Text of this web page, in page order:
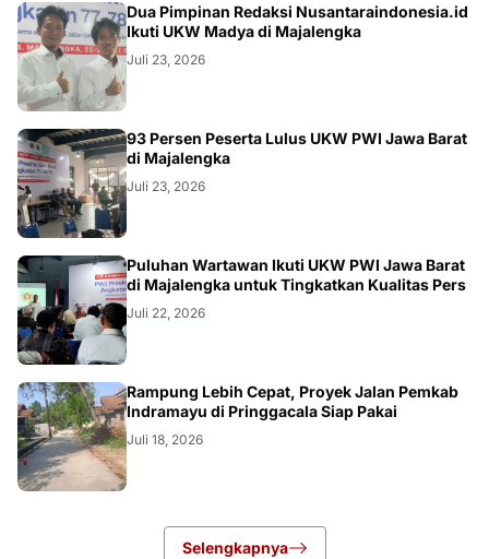
Dua Pimpinan Redaksi Nusantaraindonesia.id
Ikuti UKW Madya di Majalengka
Juli 23, 2026
93 Persen Peserta Lulus UKW PWI Jawa Barat
di Majalengka
Juli 23, 2026
Puluhan Wartawan Ikuti UKW PWI Jawa Barat
di Majalengka untuk Tingkatkan Kualitas Pers
Juli 22, 2026
LOKAL
Rampung Lebih Cepat, Proyek Jalan Pemkab
Indramayu di Pringgacala Siap Pakai
Juli 18, 2026
Selengkapnya